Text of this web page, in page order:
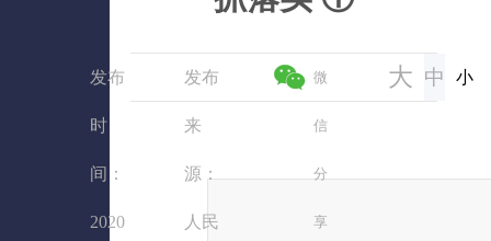
发布
时
间：
2020
发布
来
源：
人民
微
信
分
享
大 中 小